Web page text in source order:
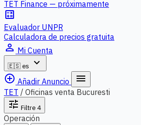
TET Finance — próximamente
calculate
Evaluador UNPR
Calculadora de precios gratuita
person_outline Mi Cuenta
🇪🇸 es
expand_more
add_circle_outline Añadir Anuncio menu
TET / Oficinas venta Bucuresti
tune Filtre 4
Operación